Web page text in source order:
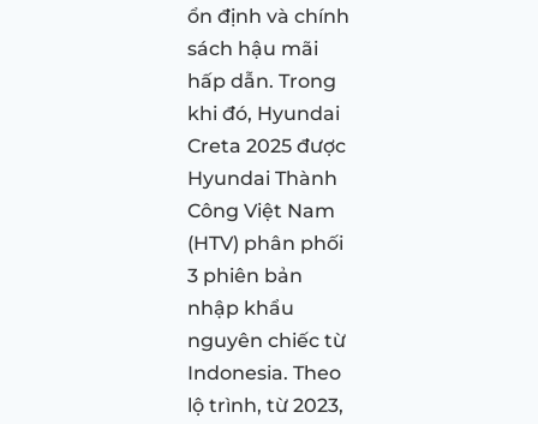
ổn định và chính
sách hậu mãi
hấp dẫn. Trong
khi đó, Hyundai
Creta 2025 được
Hyundai Thành
Công Việt Nam
(HTV) phân phối
3 phiên bản
nhập khẩu
nguyên chiếc từ
Indonesia. Theo
lộ trình, từ 2023,